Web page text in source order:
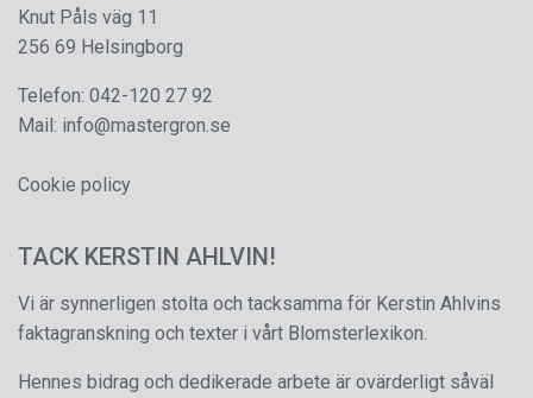
Knut Påls väg 11
256 69 Helsingborg
Telefon: 042-120 27 92
Mail: info@mastergron.se
Cookie policy
TACK KERSTIN AHLVIN!
Vi är synnerligen stolta och tacksamma för Kerstin Ahlvins
faktagranskning och texter i vårt Blomsterlexikon.
Hennes bidrag och dedikerade arbete är ovärderligt såväl